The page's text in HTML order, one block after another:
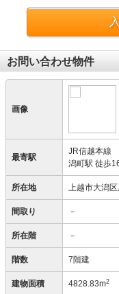
お問い合わせ物件
画像
最寄駅
JR信越本線
潟町駅 徒歩
所在地 上越市大潟
間取り －
所在階 －
階数 7階建
建物面積 4828.83m2